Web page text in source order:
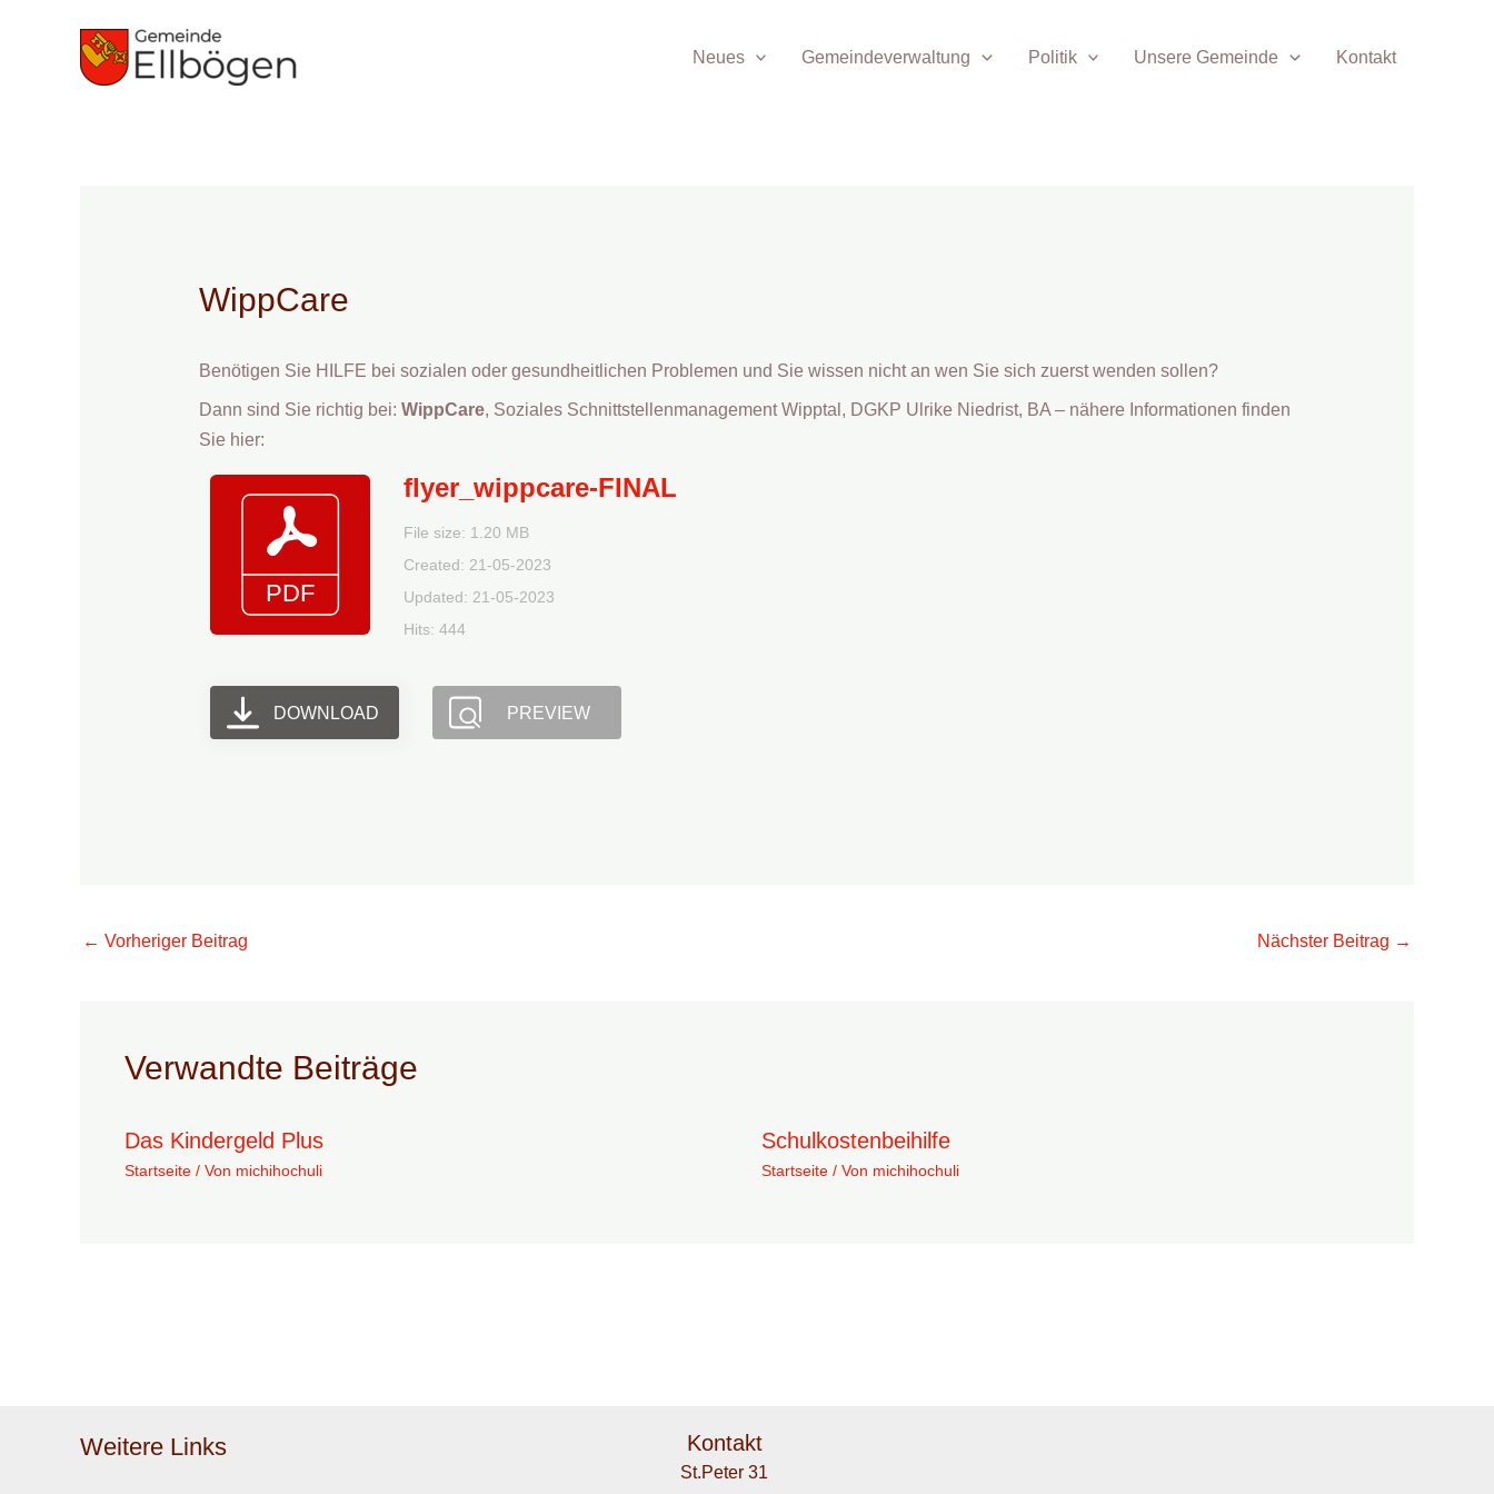
Neues Gemeindeverwaltung Politik Unsere Gemeinde Kontakt
WippCare
Benötigen Sie HILFE bei sozialen oder gesundheitlichen Problemen und Sie wissen nicht an wen Sie sich zuerst wenden sollen?
Dann sind Sie richtig bei: WippCare, Soziales Schnittstellenmanagement Wipptal, DGKP Ulrike Niedrist, BA – nähere Informationen finden
Sie hier:
flyer_wippcare-FINAL
File size: 1.20 MB
Created: 21-05-2023
Updated: 21-05-2023
Hits: 444
DOWNLOAD PREVIEW
← Vorheriger Beitrag Nächster Beitrag →
Verwandte Beiträge
Das Kindergeld Plus
Startseite / Von michihochuli
Schulkostenbeihilfe
Startseite/ Von michihochuli
Weitere Links Kontakt
St.Peter 31